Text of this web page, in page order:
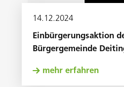
14. 12.2024
Einbürgerungsaktion
Bürgergemeinde
mehr erfahren